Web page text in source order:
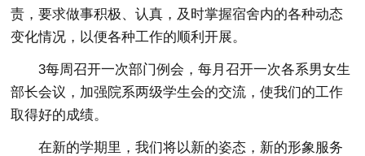
责，要求做事积极、认真，及时掌握宿舍内的各种动态
变化情况，以便各种工作的顺利开展。
3每周召开一次部门例会，每月召开一次各系男女生
部长会议，加强院系两级学生会的交流，使我们的工作
取得好的成绩。
在新的学期里，我们将以新的姿态，新的形象服务